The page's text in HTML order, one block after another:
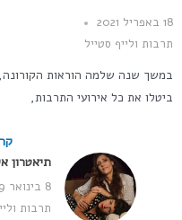
18 באפריל 2021
תרבות ולייף סטייל
במשך שנה שלמה הוראות הקורונה,
ביטלו את כל אירועי התרבות,
תיאטרון
8 בינואר 2019
תרבות